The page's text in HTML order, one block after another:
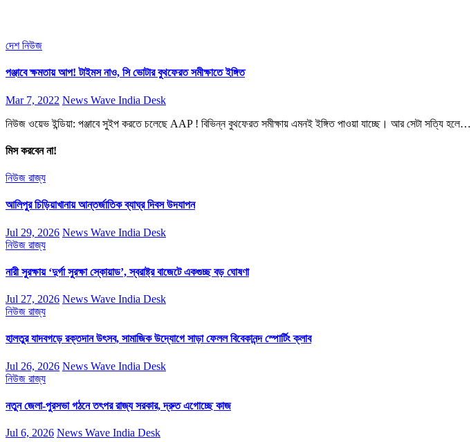
দেশনিউজ
পঞ্জাবে ক্ষমতায় আপ! টাইমস নাও, সি ভোটার বুথফেরত সমীক্ষাতে ইঙ্গিত
Mar 7, 2022 News Wave India Desk
নিউজ ওয়েভ ইন্ডিয়া: পঞ্জাবে সুইপ করতে চলেছে AAP ! বিভিন্ন বুথফেরত সমীক্ষায় এমনই ইঙ্গিত পাওয়া যাচ্ছে। আর সেটা সত্যি হলে…
মিস করবেন না!
নিউজ রাজ্য
আলিপুর চিড়িয়াখানায় আন্তর্জাতিক ব্যাঘ্র দিবস উদযাপন
Jul 29, 2026 News Wave India Desk
নিউজ রাজ্য
নারী সুরক্ষায় ‘দুর্গা সুরক্ষা স্কোয়াড’, স্বরাষ্ট্র বাজেটে একগুচ্ছ বড় ঘোষণা
Jul 27, 2026 News Wave India Desk
নিউজ রাজ্য
হালতুর যাদবগড়ে রক্তদান উৎসব, সামাজিক উদ্যোগে সাড়া ফেলল বিবেকানন্দ স্পোর্টিং ক্লাব
Jul 26, 2026 News Wave India Desk
নিউজ রাজ্য
নতুন জেলা-পুরসভা গঠনে তৎপর রাজ্য সরকার, দ্রুত এগোচ্ছে কাজ
Jul 6, 2026 News Wave India Desk